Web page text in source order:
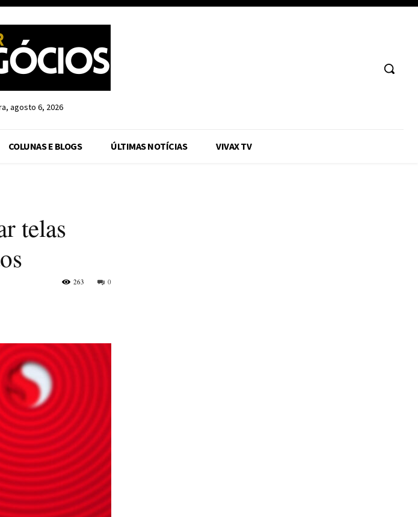
agosto 6, 2026
COLUNAS E BLOGS ÚLTIMAS NOTÍCIAS VIVAX TV
telas
0
263